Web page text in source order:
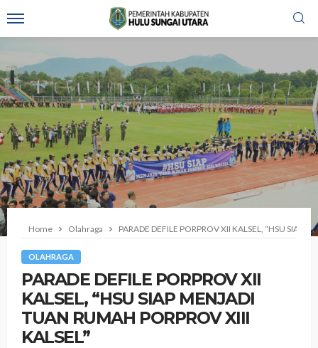
Home Olahraga PARADE DEFILE PORPROV XII KALSEL, “HSU SIAP
OLAHRAGA
PARADE DEFILE PORPROV XII
KALSEL, “HSU SIAP MENJADI
TUAN RUMAH PORPROV XIII
KALSEL”